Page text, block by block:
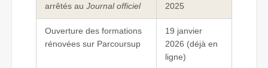
arrêtés au Journal officiel
2025
Ouverture des formations
rénovées sur Parcoursup
19 janvier
2026 (déjà en
ligne)